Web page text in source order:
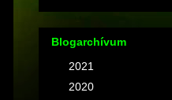
Blogarchívum
2021
2020